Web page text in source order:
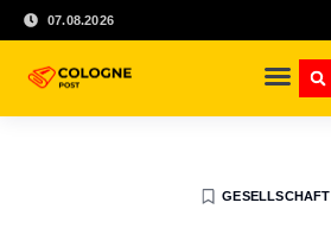
07.08.2026
GESELLSCHAFT